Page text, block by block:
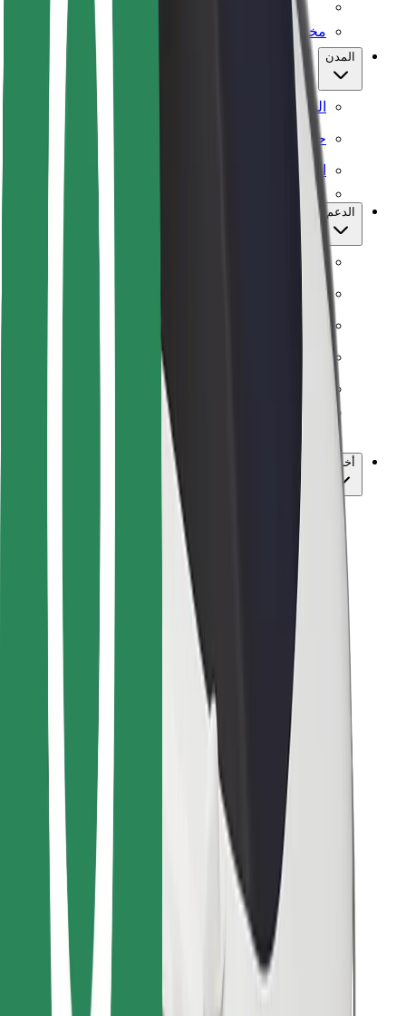
مختبر الأمان
المدن
المواقع
حلول المدينة
المطارات
الدعم
للركاب
للسعاة
أخرى
المورّدون
الشروط والأحكام
ملفات تعريف الارتباط
الأمان
احصل على رحلة في دقائق!
تحميل بولت